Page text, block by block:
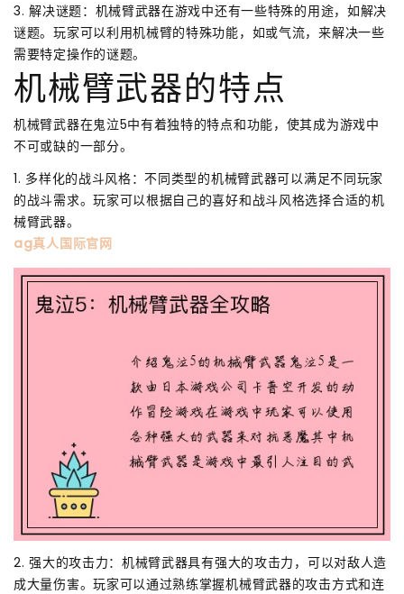
3. 解决谜题：机械臂武器在游戏中还有一些特殊的用途，如解决
谜题。玩家可以利用机械臂的特殊功能，如或气流，来解决一些
需要特定操作的谜题。
机械臂武器的特点
机械臂武器在鬼泣5中有着独特的特点和功能，使其成为游戏中
不可或缺的一部分。
1. 多样化的战斗风格：不同类型的机械臂武器可以满足不同玩家
的战斗需求。玩家可以根据自己的喜好和战斗风格选择合适的机
械臂武器。
ag真人国际官网
2. 强大的攻击力：机械臂武器具有强大的攻击力，可以对敌人造
成大量伤害。玩家可以通过熟练掌握机械臂武器的攻击方式和连